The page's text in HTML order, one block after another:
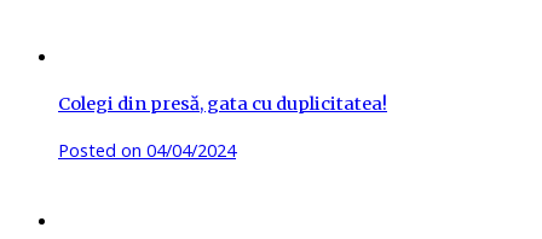
Colegi din presă, gata cu duplicitatea!
Posted on 04/04/2024